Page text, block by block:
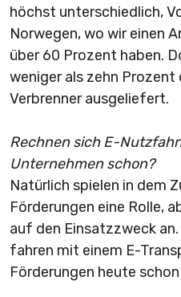
höchst unterschiedlich,
Norwegen, wo wir einen
über 60 Prozent haben.
weniger als zehn
Verbrenner ausgeliefert.
Rechnen sich E-
Unternehmen schon?
Natürlich spielen in dem
Förderungen eine Rolle,
auf den Einsatzzweck
fahren mit einem E-
Förderungen heute